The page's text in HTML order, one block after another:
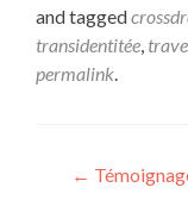
and tagged
transidentitée
permalink
←